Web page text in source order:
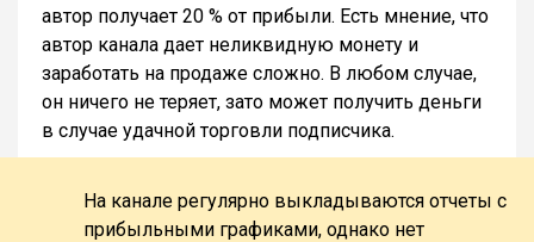
автор получает 20 % от прибыли. Есть мнение, что
автор канала дает неликвидную монету и
заработать на продаже сложно. В любом случае,
он ничего не теряет, зато может получить деньги
в случае удачной торговли подписчика.
На канале регулярно выкладываются отчеты с
прибыльными графиками, однако нет